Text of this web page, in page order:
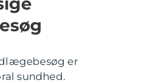
er
sundhed.